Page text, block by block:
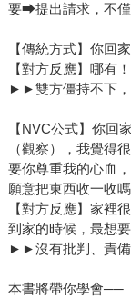
要⮕提出請求，不僅
【傳統方式】你回
【對方反應】哪有
►►雙方僵持不下，
【NVC公式】你
（觀察），我覺得
要你尊重我的心血
願意把東西收一收
【對方反應】家裡
到家的時候，最想
►►沒有批判、責備
本書將帶你學會──